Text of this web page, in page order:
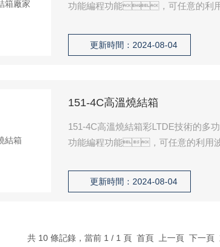
功能編程功能，可任意的利
采用 不鏽鋼材料製作，價格
更新時間：2024-08-04
151-4C高溫燒結箱
151-4C高溫燒結箱彩LTDE技術的
功能編程功能，可任意的利用
采用 不鏽鋼材料製作，價格
更新時間：2024-08-04
共 10 條記錄，當前 1 / 1 頁 首頁 上一頁 下一